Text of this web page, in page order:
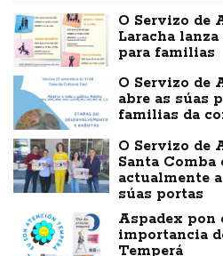
O Servizo de
Laracha
para familias
O Servizo de
abre as súas
familias da
O Servizo de
Santa Comba
actualmente
súas portas
Aspadex pon
importancia
Temperá